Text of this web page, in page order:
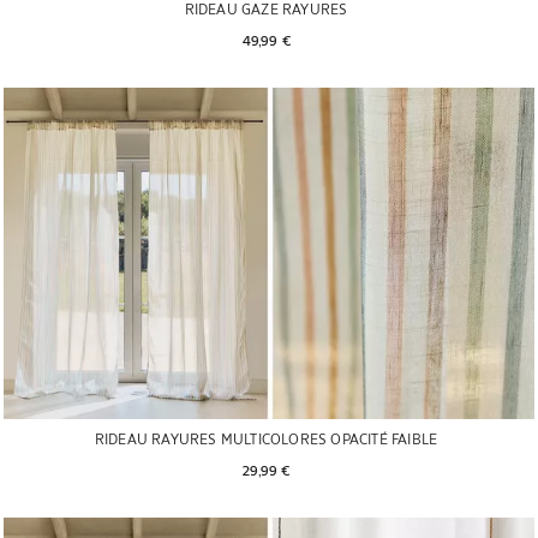
RIDEAU GAZE RAYURES
49,99 €
RIDEAU RAYURES MULTICOLORES OPACITÉ FAIBLE
29,99 €